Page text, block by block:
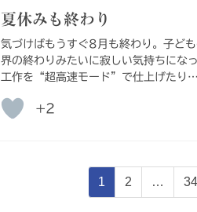
夏休みも終わり
気づけばもうすぐ8月も終わり。子ど
界の終わりみたいに寂しい気持ちにな
工作を“超高速モード”で仕上げたり
+2
固
定
1
固
定
2 …
固
定
34